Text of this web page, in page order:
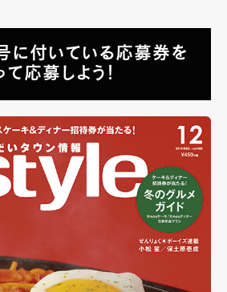
に付いている応募券を
応募しよう！